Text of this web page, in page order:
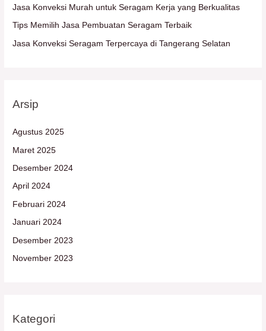
k
Jasa Konveksi Murah untuk Seragam Kerja yang Berkualitas
Tips Memilih Jasa Pembuatan Seragam Terbaik
Jasa Konveksi Seragam Terpercaya di Tangerang Selatan
Arsip
Agustus 2025
Maret 2025
Desember 2024
April 2024
Februari 2024
Januari 2024
Desember 2023
November 2023
Kategori